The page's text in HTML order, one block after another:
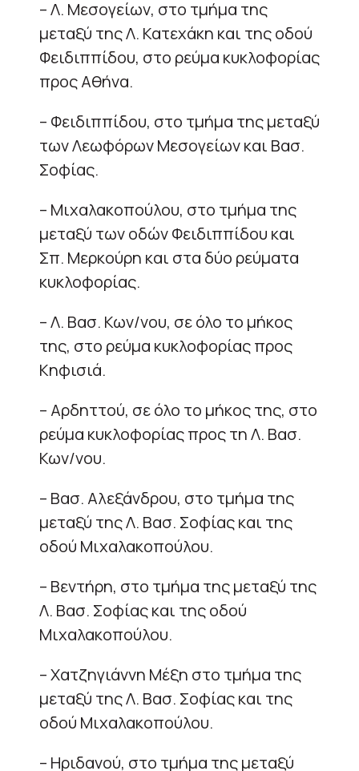
– Λ. Μεσογείων, στο τμήμα της
μεταξύ της Λ. Κατεχάκη και της οδού
Φειδιππίδου, στο ρεύμα κυκλοφορίας
προς Αθήνα.
– Φειδιππίδου, στο τμήμα της μεταξύ
των Λεωφόρων Μεσογείων και Βασ.
Σοφίας.
– Μιχαλακοπούλου, στο τμήμα της
μεταξύ των οδών Φειδιππίδου και
Σπ. Μερκούρη και στα δύο ρεύματα
κυκλοφορίας.
– Λ. Βασ. Κων/νου, σε όλο το μήκος
της, στο ρεύμα κυκλοφορίας προς
Κηφισιά.
– Αρδηττού, σε όλο το μήκος της, στο
ρεύμα κυκλοφορίας προς τη Λ. Βασ.
Κων/νου.
– Βασ. Αλεξάνδρου, στο τμήμα της
μεταξύ της Λ. Βασ. Σοφίας και της
οδού Μιχαλακοπούλου.
– Βεντήρη, στο τμήμα της μεταξύ της
Λ. Βασ. Σοφίας και της οδού
Μιχαλακοπούλου.
– Χατζηγιάννη Μέξη στο τμήμα της
μεταξύ της Λ. Βασ. Σοφίας και της
οδού Μιχαλακοπούλου.
– Ηριδανού, στο τμήμα της μεταξύ